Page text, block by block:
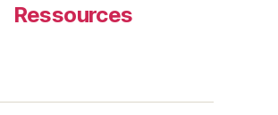
Ressources